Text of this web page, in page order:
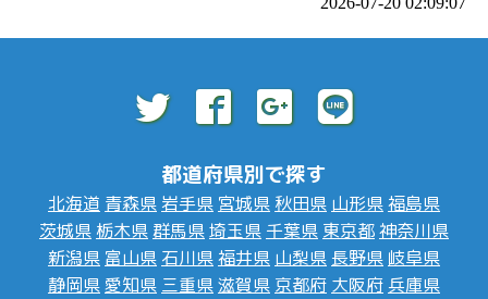
都道府県別で探す
北海道 青森県 岩手県 宮城県 秋田県 山形県福島県
茨城県 栃木県群馬県埼玉県 千葉県 東京都神奈川県
新潟県 富山県 石川県福井県 山梨県 長野県 岐阜県
静岡県愛知県 三重県滋賀県 京都府 大阪府 兵庫県